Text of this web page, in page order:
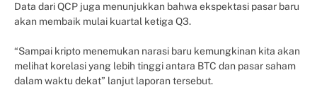
Data dari QCP juga menunjukkan bahwa ekspektasi pasar baru
akan membaik mulai kuartal ketiga Q3.
“Sampai kripto menemukan narasi baru kemungkinan kita akan
melihat korelasi yang lebih tinggi antara BTC dan pasar saham
dalam waktu dekat” lanjut laporan tersebut.